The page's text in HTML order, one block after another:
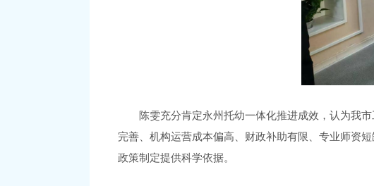
陈雯充分肯定永州托幼一体化推进成效 ，认为我市
完善 、机构运营成本偏高、财政补助有限、 专业师资短
政策制定提供科学依据。